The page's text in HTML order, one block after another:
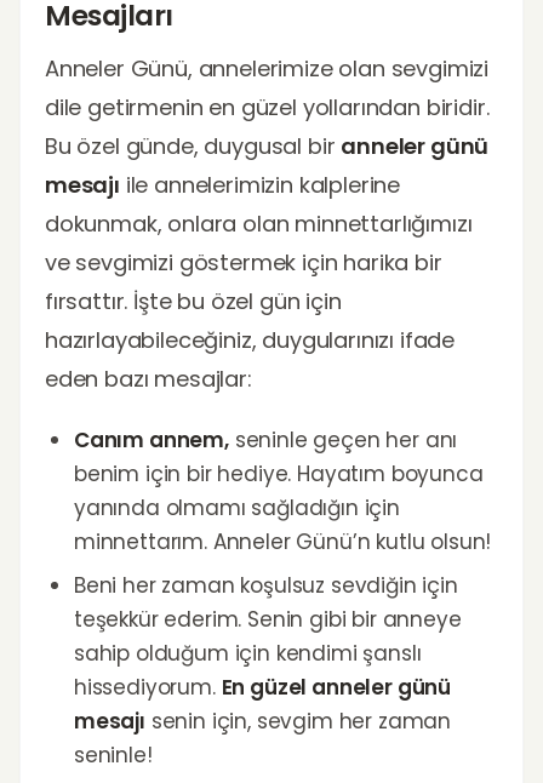
Mesajları
Anneler Günü, annelerimize olan sevgimizi
dile getirmenin en güzel yollarından biridir.
Bu özel günde, duygusal bir anneler günü
mesajı ile annelerimizin kalplerine
dokunmak, onlara olan minnettarlığımızı
ve sevgimizi göstermek için harika bir
fırsattır. İşte bu özel gün için
hazırlayabileceğiniz, duygularınızı ifade
eden bazı mesajlar:
Canım annem,seninle geçen her anı
benim için bir hediye. Hayatım boyunca
yanında olmamı sağladığın için
minnettarım. Anneler Günü’n kutlu olsun!
Beni her zaman koşulsuz sevdiğin için
teşekkür ederim. Senin gibi bir anneye
sahip olduğum için kendimi şanslı
hissediyorum. En güzel anneler günü
mesajı senin için, sevgim her zaman
seninle!